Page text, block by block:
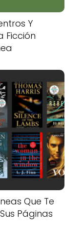
Y
Ficción
Que Te
Páginas